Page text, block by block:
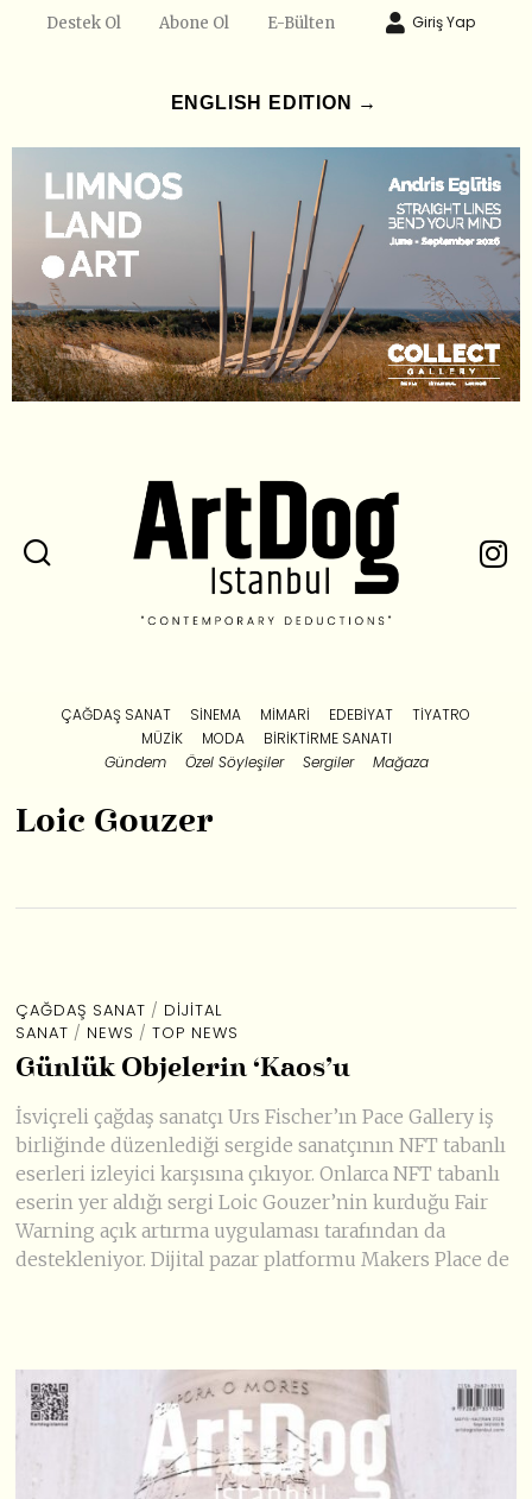
Destek Ol Abone Ol E-Bülten Giriş Yap
ENGLISH EDITION →
ÇAĞDAŞ SANAT SINEMA MIMARI EDEBIYAT
TIYATRO
MÜZIK
MODA
BIRIKTIRME SANATI
Gündem
Özel Söyleşiler Sergiler Mağaza
Loic Gouzer
ÇAĞDAŞ SANAT / DIJITAL
SANAT / NEWS / TOP NEWS
Günlük Objelerin ‘Kaos’u
İsviçreli çağdaş sanatçı Urs Fischer’ın Pace Gallery iş
birliğinde düzenlediği sergide sanatçının NFT tabanlı
eserleri izleyici karşısına çıkıyor. Onlarca NFT tabanlı
eserin yer aldığı sergi Loic Gouzer’nin kurduğu Fair
Warning açık artırma uygulaması tarafından da
destekleniyor. Dijital pazar platformu Makers Place de